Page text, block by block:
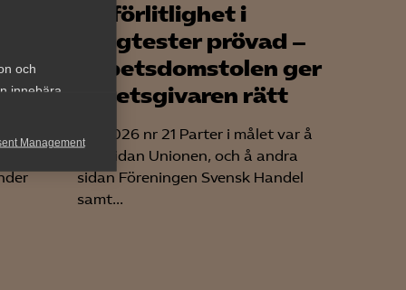
och
innebära
Management
Tillförlitlighet i
drogtester prövad –
Arbetsdomstolen ger
arbetsgivaren rätt
AD 2026 nr 21 Parter i målet var å
ena sidan Unionen, och å andra
sidan Föreningen Svensk Handel
samt...